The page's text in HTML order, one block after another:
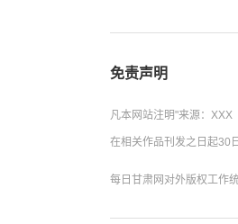
免责声明
凡本网站注明"来源：
在相关作品刊发之日起30
每日甘肃网对外版权工作